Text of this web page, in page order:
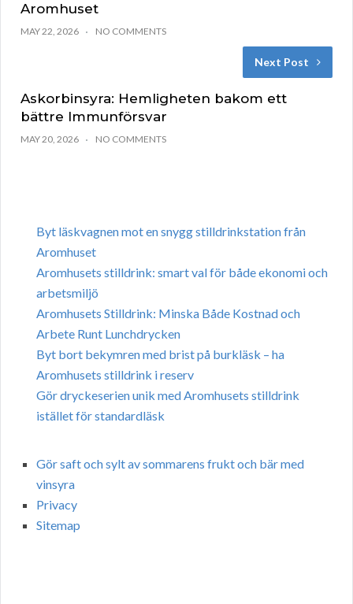
Aromhuset
MAY 22, 2026 NO COMMENTS
Next Post
Askorbinsyra: Hemligheten bakom ett
bättre Immunförsvar
MAY 20, 2026 NO COMMENTS
Byt läskvagnen mot en snygg stilldrinkstation från
Aromhuset
Aromhusets stilldrink: smart val för både ekonomi och
arbetsmiljö
Aromhusets Stilldrink: Minska Både Kostnad och
Arbete Runt Lunchdrycken
Byt bort bekymren med brist på burkläsk – ha
Aromhusets stilldrink i reserv
Gör dryckeserien unik med Aromhusets stilldrink
istället för standardläsk
Gör saft och sylt av sommarens frukt och bär med
vinsyra
Privacy
Sitemap